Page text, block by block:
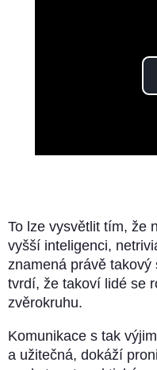
To lze vysvětlit tím, že
vyšší inteligenci,
znamená právě
tvrdí, že takoví lidé se
zvěrokruhu.
Komunikace s tak
a užitečná, dokáží